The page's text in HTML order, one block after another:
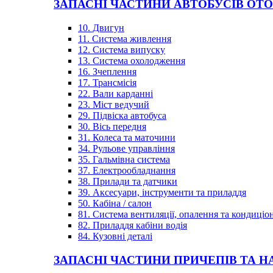
ЗАПАСНІ ЧАСТИНИ АВТОБУСІВ
10. Двигун
11. Система живлення
12. Система випуску
13. Система охолодження
16. Зчеплення
17. Трансмісія
22. Вали карданні
23. Міст ведучий
29. Підвіска автобуса
30. Вісь передня
31. Колеса та маточини
34. Рульове управління
35. Гальмівна система
37. Електрообладнання
38. Прилади та датчики
39. Аксесуари, інструменти та приладдя
50. Кабіна / салон
81. Система вентиляції, опалення та
82. Приладдя кабіни водія
84. Кузовні деталі
ЗАПАСНІ ЧАСТИНИ ПРИЧЕПІВ ТА